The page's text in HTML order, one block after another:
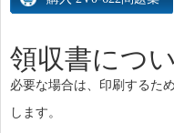
領収書につ
必要な場合は、印刷するた
します。